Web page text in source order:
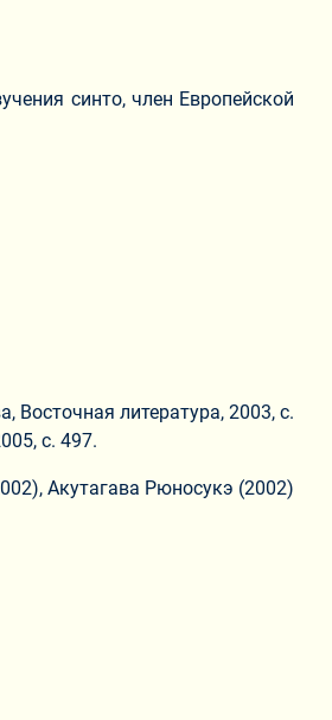
синто, член Европейской
Восточная литература, 2003, с.
с. 497.
Акутагава Рюносукэ (2002)